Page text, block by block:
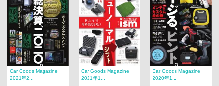
Car Goods Magazine
2021年2...
Car Goods Magazine
2021年1...
Car Goods Magazine
2020年1...